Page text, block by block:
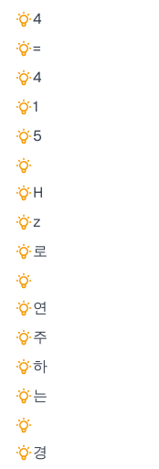
4
=
4
1
5
H
z
로
연
주
하
는
경